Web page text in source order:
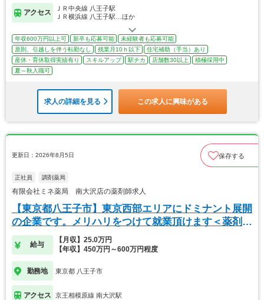
アクセス
ＪＲ中央線 八王子駅
ＪＲ横浜線 八王子駅…ほか
年収600万円以上可 新卒も応募可能
未経験者も応募可能
原則、引越しを伴う転勤なし
残業月10ｈ以下
住宅補助（手当）あり
産休・育休取得実績有り
スキルアップ 駅チカ 店舗数30以上
積極採用中
夏～秋入職可
求人の詳細を見る この求人に興味がある
更新日：2026年8月5日 保存する
正社員 調剤薬局
有限会社ミネ薬局 南大沢店の薬剤師求人
【東京都八王子市】東京西部エリアにドミナント展開
の企業です。メリハリをつけて就業頂けます＜薬剤師
＞
給与
【月収】25.0万円
【年収】450万円～600万円程度
勤務地 東京都 八王子市
アクセス 京王相模原線 南大沢駅